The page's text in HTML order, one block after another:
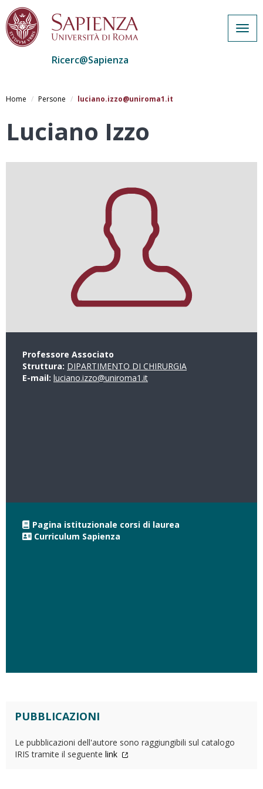
al
Ricerc@Sapienza
Home Persone luciano.izzo@uniroma1.it
Luciano Izzo
Professore Associato
Struttura: DIPARTIMENTO DI CHIRURGIA
E-mail: luciano.izzo@uniroma1.it
Pagina istituzionale corsi di laurea
Curriculum Sapienza
PUBBLICAZIONI
Le pubblicazioni dell'autore sono raggiungibili sul catalogo
IRIS tramite il seguente link